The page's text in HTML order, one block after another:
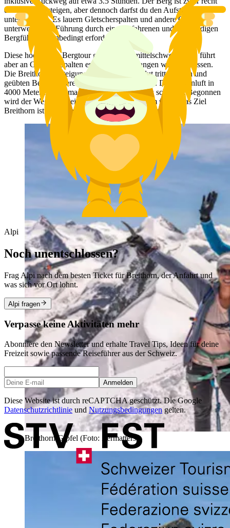
einfach zu besteigen, aber dennoch darfst du den Aufstieg nicht
unterschätzen. Es lauern Gletscherspalten und andere Gefahren
unterwegs. Die Führung durch einen erfahrenen und ortskundigen
Bergführer ist unbedingt erforderlich.
Diese hochalpine Bergtour gilt zwar als mittelschwere Tour, führt
aber an Gletscherspalten entlang, die umgangen werden müssen.
Die Breithorn Besteigung soll nur von absolut trittsicheren und
geübten Bergwanderern unternommen werden. Die Höhenluft in
4000 Metern Höhe macht vielen Menschen zu schaffen. Begonnen
wird der Weg am Klein Matterhorn auf 3821 m ü. M. Das Ziel
Breithorn ist am höchsten Gipfel 4164 Meter hoch.
Breithorn Gipfel (Foto: Zermatters)
Alpi
Noch unentschlossen?
Frag Alpi nach dem besten Ticket für Breithorn, der Anfahrt und
was sich vor Ort lohnt.
Alpi fragen
Verpasse keine Aktivitäten mehr
Abonniere den Newsletter und erhalte Travel Tips, Ideen für deine
Freizeit sowie passende Reiseführer aus der Schweiz.
Anmelden
Diese Website ist durch reCAPTCHA geschützt. Die Google
Datenschutzrichtlinie und Nutzungsbedingungengelten.